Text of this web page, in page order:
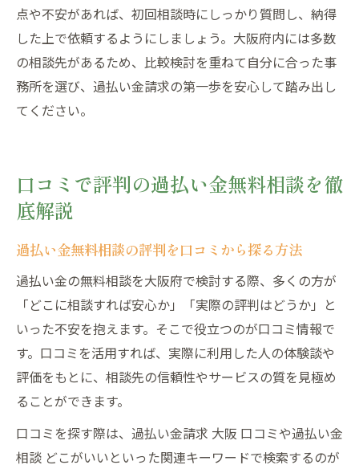
点や不安があれば、初回相談時にしっかり質問し、納得
した上で依頼するようにしましょう。大阪府内には多数
の相談先があるため、比較検討を重ねて自分に合った事
務所を選び、過払い金請求の第一歩を安心して踏み出し
てください。
口コミで評判の過払い金無料相談を徹
底解説
過払い金無料相談の評判を口コミから探る方法
過払い金の無料相談を大阪府で検討する際、多くの方が
「どこに相談すれば安心か」「実際の評判はどうか」と
いった不安を抱えます。そこで役立つのが口コミ情報で
す。口コミを活用すれば、実際に利用した人の体験談や
評価をもとに、相談先の信頼性やサービスの質を見極め
ることができます。
口コミを探す際は、過払い金請求 大阪 口コミや過払い金
相談 どこがいいといった関連キーワードで検索するのが